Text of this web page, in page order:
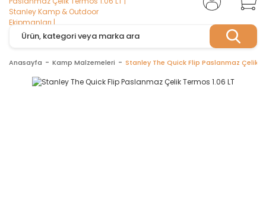
Anasayfa Kamp Malzemeleri Stanley The Quick Flip Paslanmaz Çelik